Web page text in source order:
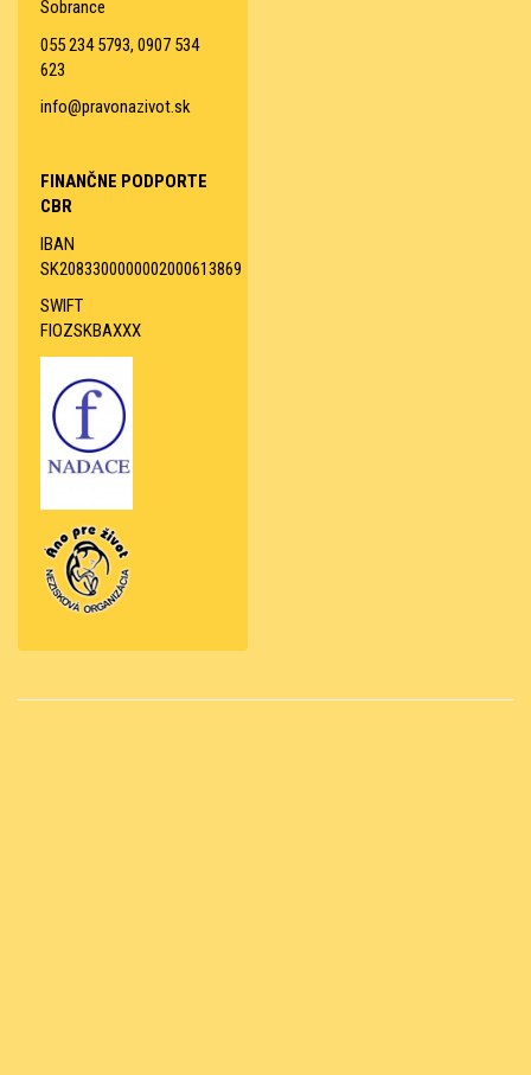
Sobrance
055 234 5793, 0907 534
623
info@pravonazivot.sk
FINANČNE PODPORTE
CBR
IBAN
SK2083300000002000613869
SWIFT
FIOZSKBAXXX